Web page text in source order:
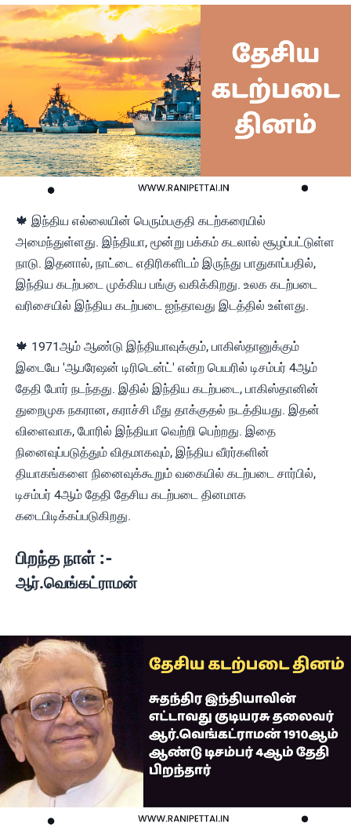
🍁 இந்திய எல்லையின் பெரும்பகுதி கடற்கரையில்
அமைந்துள்ளது. இந்தியா, மூன்று பக்கம் கடலால் சூழப்பட்டுள்ள
நாடு. இதனால், நாட்டை எதிரிகளிடம் இருந்து பாதுகாப்பதில்,
இந்திய கடற்படை முக்கிய பங்கு வகிக்கிறது. உலக கடற்படை
வரிசையில் இந்திய கடற்படை ஐந்தாவது இடத்தில் உள்ளது.
🍁 1971ஆம் ஆண்டு இந்தியாவுக்கும், பாகிஸ்தானுக்கும்
இடையே 'ஆபரேஷன் டிரிடென்ட்' என்ற பெயரில் டிசம்பர் 4ஆம்
தேதி போர் நடந்தது. இதில் இந்திய கடற்படை, பாகிஸ்தானின்
துறைமுக நகரான, கராச்சி மீது தாக்குதல் நடத்தியது. இதன்
விளைவாக, போரில் இந்தியா வெற்றி பெற்றது. இதை
நினைவுப்படுத்தும் விதமாகவும், இந்திய வீரர்களின்
தியாகங்களை நினைவுக்கூறும் வகையில் கடற்படை சார்பில்,
டிசம்பர் 4ஆம் தேதி தேசிய கடற்படை தினமாக
கடைபிடிக்கப்படுகிறது.
பிறந்த நாள் :-
ஆர்.வெங்கட்ராமன்